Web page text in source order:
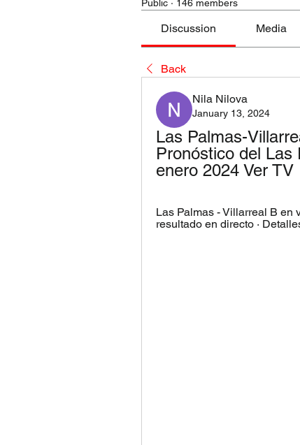
Public · 146 members
Discussion Media
Back
Nila Nilova
January 13, 2024
Las Palmas-
Pronóstico del Las
enero 2024 Ver TV
Las Palmas - Villarreal B en
resultado en directo ·